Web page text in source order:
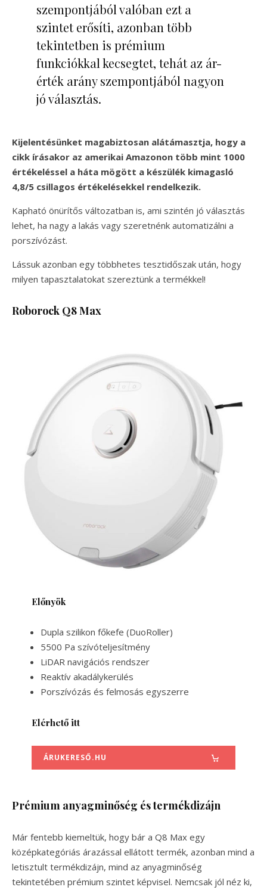
szempontjából valóban ezt a
szintet erősíti, azonban több
tekintetben is prémium
funkciókkal kecsegtet, tehát az ár-
érték arány szempontjából nagyon
jó választás.
Kijelentésünket magabiztosan alátámasztja, hogy a
cikk írásakor az amerikai Amazonon több mint 1000
értékeléssel a háta mögött a készülék kimagasló
4,8/5 csillagos értékelésekkel rendelkezik.
Kapható önürítős változatban is, ami szintén jó választás
lehet, ha nagy a lakás vagy szeretnénk automatizálni a
porszívózást.
Lássuk azonban egy többhetes tesztidőszak után, hogy
milyen tapasztalatokat szereztünk a termékkel!
Roborock Q8 Max
Előnyök
Dupla szilikon főkefe (DuoRoller)
5500 Pa szívóteljesítmény
LiDAR navigációs rendszer
Reaktív akadálykerülés
Porszívózás és felmosás egyszerre
Elérhető itt
ÁRUKERESŐ.HU
Prémium anyagminőség és termékdizájn
Már fentebb kiemeltük, hogy bár a Q8 Max egy
középkategóriás árazással ellátott termék, azonban mind a
letisztult termékdizájn, mind az anyagminőség
tekintetében prémium szintet képvisel. Nemcsak jól néz ki,